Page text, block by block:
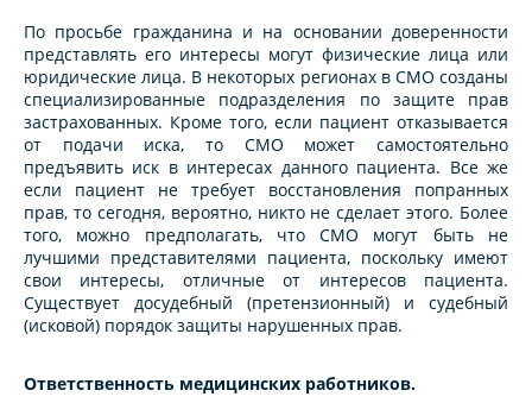
По просьбе гражданина и на основании доверенности
представлять его интересы могут физические лица или
юридические лица. В некоторых регионах в СМО созданы
специализированные подразделения по защите прав
застрахованных. Кроме того, если пациент отказывается
от подачи иска, то СМО может самостоятельно
предъявить иск в интересах данного пациента. Все же
если пациент не требует восстановления попранных
прав, то сегодня, вероятно, никто не сделает этого. Более
того, можно предполагать, что СМО могут быть не
лучшими представителями пациента, поскольку имеют
свои интересы, отличные от интересов пациента.
Существует досудебный (претензионный) и судебный
(исковой) порядок защиты нарушенных прав.
Ответственность медицинских работников.